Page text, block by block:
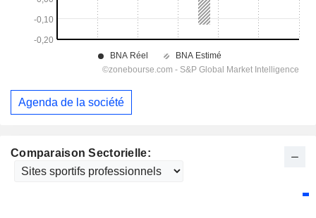
Comparaison Sectorielle:
Agenda de la société